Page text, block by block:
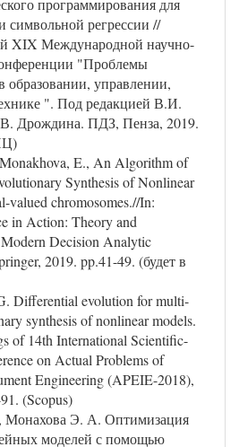
программирования для
символьной регрессии //
XIX Международной научно-
"Проблемы
образовании, управлении,
". Под редакцией В.И.
Дрождина. ПДЗ, Пенза, 2019.
E., An Algorithm of
Synthesis of Nonlinear
valued chromosomes.//In:
in Action: Theory and
Decision Analytic
2019. pp.41-49. (будет в
Differential evolution for multi-
synthesis of nonlinear models.
of 14th International Scientific-
on Actual Problems of
Engineering (APEIE-2018),
(Scopus)
Э. А. Оптимизация
моделей с помощью